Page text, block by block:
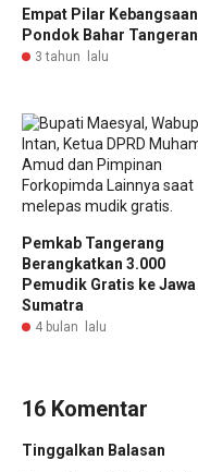
Empat Pilar
Pondok Bahar
3 tahun lalu
Pemkab Tangerang
Berangkatkan 3.000
Pemudik Gratis ke Jawa
Sumatra
4 bulan lalu
16 Komentar
Tinggalkan Balasan